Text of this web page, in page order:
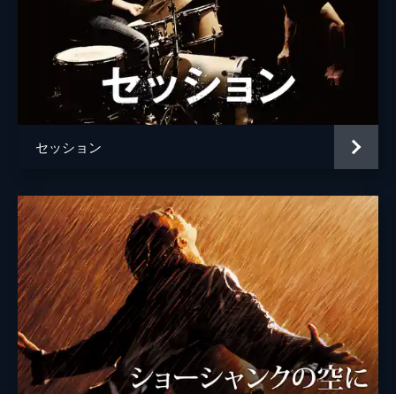
デイモン・ガプトン
ジョシュ・ペンス
トレヴァー・リサウアー
脚本 デイミアン・チャゼル
音楽 ジャスティン・ハーウィッツ
製作 フレッド・バーガー
ジョーダン・ホロウィッツ
ゲイリー・ギルバート
マーク・プラット
セッション